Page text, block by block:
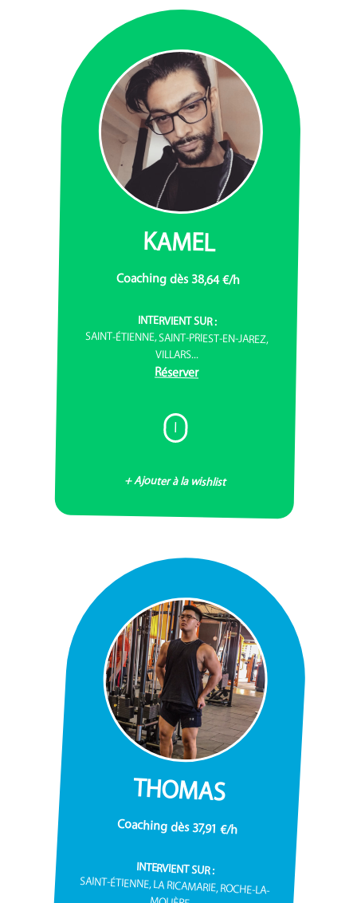
KAMEL
Coaching dès 38,64 €/h
INTERVIENT SUR :
SAINT-ÉTIENNE, SAINT-PRIEST-EN-JAREZ,
VILLARS...
Réserver
I
+ Ajouter à la wishlist
THOMAS
Coaching dès 37,91 €/h
INTERVIENT SUR :
SAINT-ÉTIENNE, LA RICAMARIE, ROCHE-LA-